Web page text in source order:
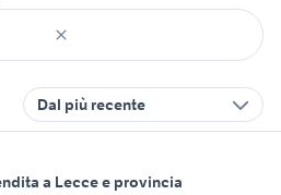
Dal più recente
a Lecce e provincia